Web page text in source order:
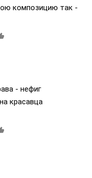
композицию так -
- нефиг
красавца